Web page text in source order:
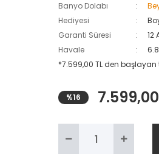
Banyo Dolabı
Hediyesi
Garanti Süresi
12
Havale
*7.599,00 TL den başlayan
%16